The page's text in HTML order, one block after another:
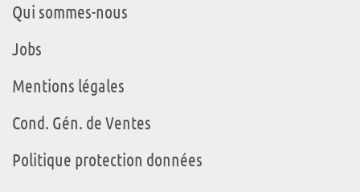
Qui sommes-nous
Jobs
Mentions légales
Cond. Gén. de Ventes
Politique protection données